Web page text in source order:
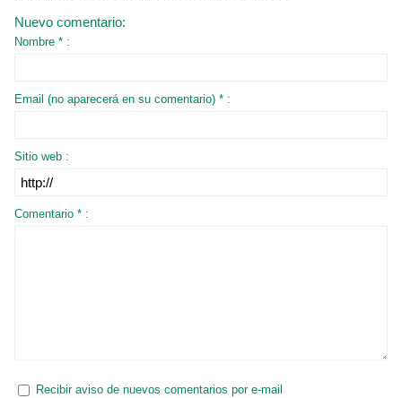
Nuevo comentario:
Nombre * :
Email (no aparecerá en su comentario) * :
Sitio web :
Comentario * :
Recibir aviso de nuevos comentarios por e-mail